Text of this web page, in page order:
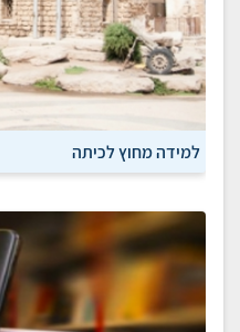
למידה מחוץ לכיתה